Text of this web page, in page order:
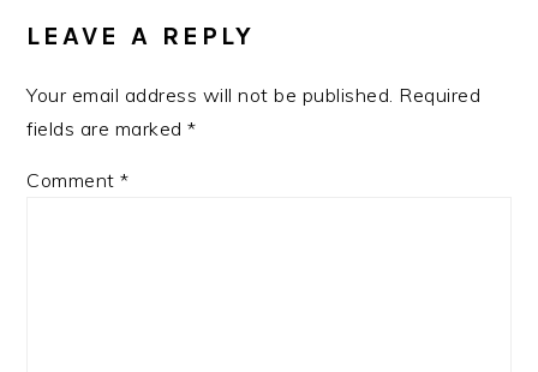
INTERACTIONS
LEAVE A REPLY
Your email address will not be published. Required
fields are marked*
Comment*